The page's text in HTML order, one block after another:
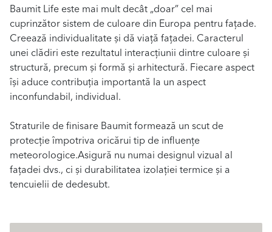
Baumit Life este mai mult decât „doar” cel mai
cuprinzător sistem de culoare din Europa pentru fațade.
Creează individualitate și dă viață fațadei. Caracterul
unei clădiri este rezultatul interacțiunii dintre culoare și
structură, precum și formă și arhitectură. Fiecare aspect
își aduce contribuția importantă la un aspect
inconfundabil, individual.
Straturile de finisare Baumit formează un scut de
protecție împotriva oricărui tip de influențe
meteorologice.Asigură nu numai designul vizual al
fațadei dvs., ci și durabilitatea izolației termice și a
tencuielii de dedesubt.